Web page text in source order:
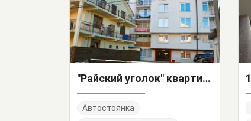
"Райский уголок" квартира-студия
Автостоянка